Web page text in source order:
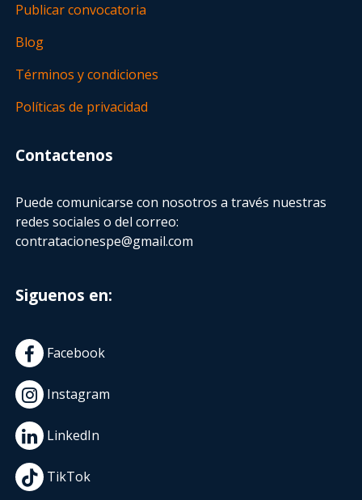
Publicar convocatoria
Blog
Términos y condiciones
Políticas de privacidad
Contactenos
Puede comunicarse con nosotros a través nuestras
redes sociales o del correo:
contratacionespe@gmail.com
Siguenos en:
Facebook
Instagram
LinkedIn
TikTok